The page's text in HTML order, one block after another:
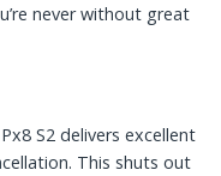
never without great
S2 delivers excellent
This shuts out